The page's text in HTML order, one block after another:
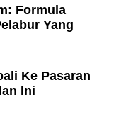
Formula
Yang
Ke Pasaran
Ini